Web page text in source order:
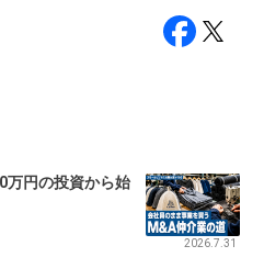
万円の投資から始
2026.7.31